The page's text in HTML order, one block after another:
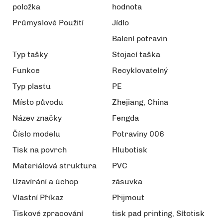
položka
hodnota
Průmyslové Použití
Jídlo
Balení potravin
Typ tašky
Stojací taška
Funkce
Recyklovatelný
Typ plastu
PE
Místo původu
Zhejiang, China
Název značky
Fengda
Číslo modelu
Potraviny 006
Tisk na povrch
Hlubotisk
Materiálová struktura
PVC
Uzavírání a úchop
zásuvka
Vlastní Příkaz
Přijmout
Tiskové zpracování
tisk pad printing, Sítotisk